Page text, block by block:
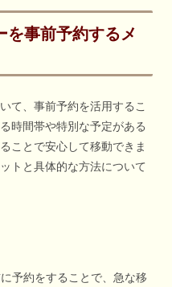
を事前予約するメ
て、事前予約を活用するこ
時間帯や特別な予定がある
ことで安心して移動できま
トと具体的な方法について
予約をすることで、急な移